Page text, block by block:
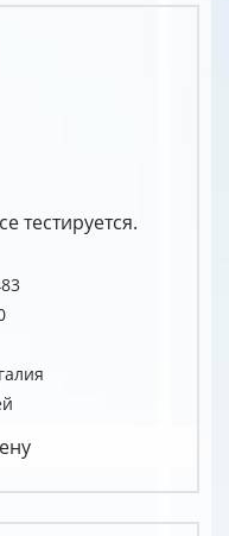
тестируется.